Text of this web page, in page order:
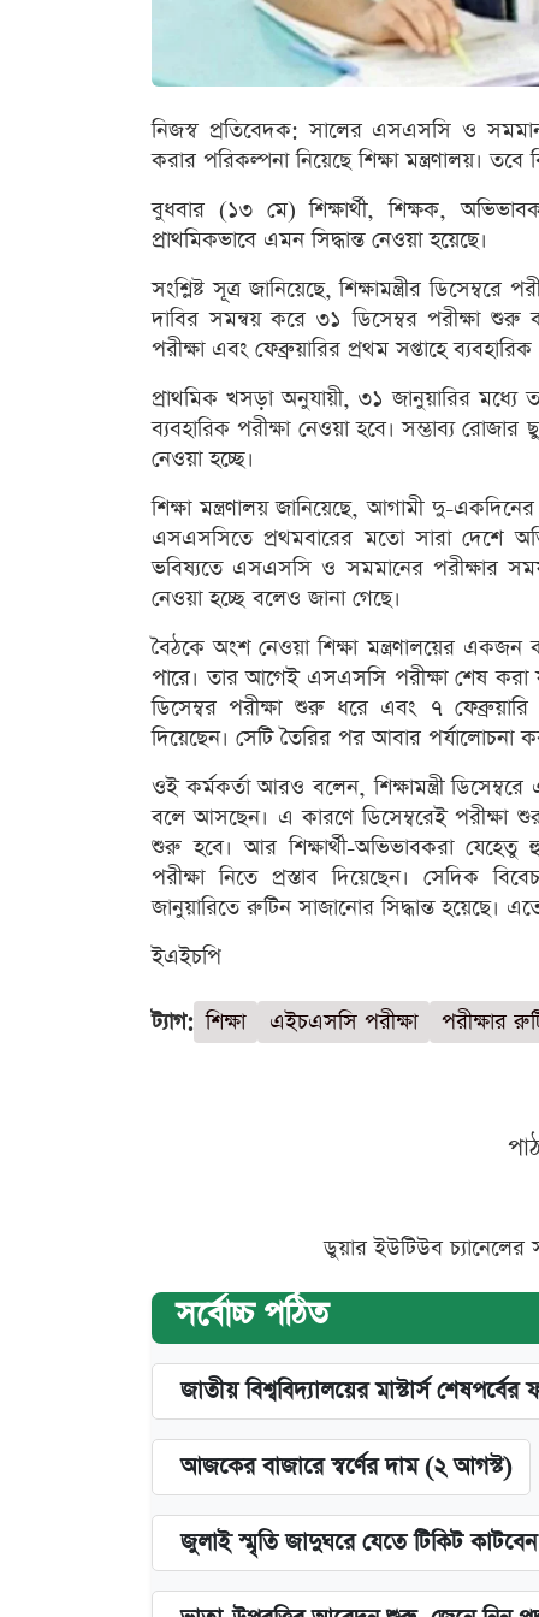
নিজস্ব প্রতিবেদক: সালের এসএসসি ও
করার পরিকল্পনা নিয়েছে শিক্ষা মন্ত্রণালয়।
বুধবার (১৩ মে) শিক্ষার্থী, শিক্ষক,
প্রাথমিকভাবে এমন সিদ্ধান্ত নেওয়া হয়েছে।
সংশ্লিষ্ট সূত্র জানিয়েছে, শিক্ষামন্ত্রীর ডিসেম্বরে
দাবির সমন্বয় করে ৩১ ডিসেম্বর পরীক্ষা শুরু
পরীক্ষা এবং ফেব্রুয়ারির প্রথম সপ্তাহে
প্রাথমিক খসড়া অনুযায়ী, ৩১ জানুয়ারির মধ্যে
ব্যবহারিক পরীক্ষা নেওয়া হবে। সম্ভাব্য
নেওয়া হচ্ছে।
শিক্ষা মন্ত্রণালয় জানিয়েছে, আগামী দু-
এসএসসিতে প্রথমবারের মতো সারা দেশে
ভবিষ্যতে এসএসসি ও সমমানের পরীক্ষার
নেওয়া হচ্ছে বলেও জানা গেছে।
বৈঠকে অংশ নেওয়া শিক্ষা মন্ত্রণালয়ের
পারে। তার আগেই এসএসসি পরীক্ষা শেষ করা
ডিসেম্বর পরীক্ষা শুরু ধরে এবং ৭
দিয়েছেন। সেটি তৈরির পর আবার পর্যালোচনা
ওই কর্মকর্তা আরও বলেন, শিক্ষামন্ত্রী
বলে আসছেন। এ কারণে ডিসেম্বরেই পরীক্ষা
শুরু হবে। আর শিক্ষার্থী-অভিভাবকরা
পরীক্ষা নিতে প্রস্তাব দিয়েছেন। সেদিক
জানুয়ারিতে রুটিন সাজানোর সিদ্ধান্ত হয়েছে।
ইএইচপি
ট্যাগ: শিক্ষা এইচএসসি পরীক্ষা পরীক্ষার
ডুয়ার ইউটিউব চ্যানেলের
সর্বোচ্চ পঠিত
জাতীয় বিশ্ববিদ্যালয়ের মাস্টার্স
আজকের বাজারে স্বর্ণের দাম (২ আগস্ট)
জুলাই স্মৃতি জাদুঘরে যেতে টিকিট